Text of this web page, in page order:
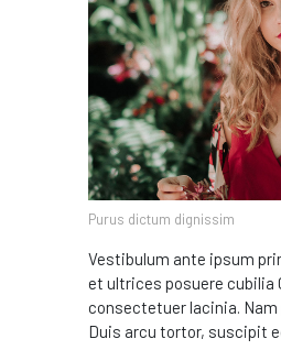
Purus dictum dignissim
Vestibulum ante ipsum
et ultrices posuere cubilia
consectetuer lacinia.
Duis arcu tortor, suscipit